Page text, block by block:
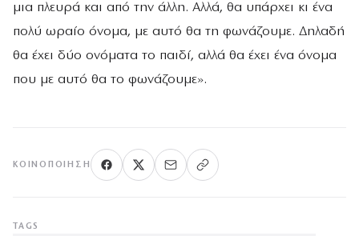
μια πλευρά και από την άλλη. Αλλά, θα υπάρχει κι ένα
πολύ ωραίο όνομα, με αυτό θα τη φωνάζουμε. Δηλαδή
θα έχει δύο ονόματα το παιδί, αλλά θα έχει ένα όνομα
που με αυτό θα το φωνάζουμε».
ΚΟΙΝΟΠΟΊΗΣΗ
TAGS